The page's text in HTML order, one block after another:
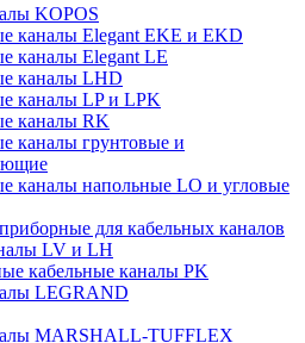
KOPOS
каналы Elegant EKE и EKD
каналы Elegant LE
каналы LHD
каналы LP и LPK
каналы RK
каналы грунтовые и
каналы напольные LO и угловые
для кабельных каналов
LV и LH
кабельные каналы PK
LEGRAND
MARSHALL-TUFFLEX